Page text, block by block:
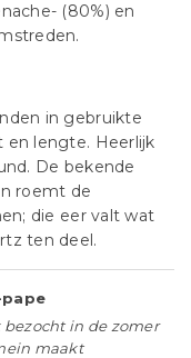
(80%) en
in gebruikte
lengte. Heerlijk
De bekende
roemt de
die eer valt wat
ten deel.
bezocht in de zomer
maakt